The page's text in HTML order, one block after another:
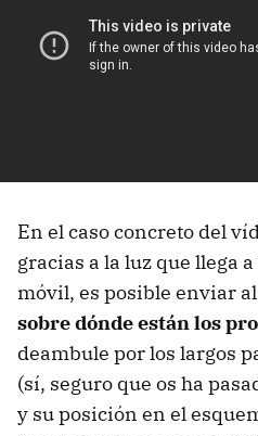
En el caso concreto del
gracias a la luz que llega
móvil, es posible enviar
sobre dónde están los
deambule por los largos
(sí, seguro que os ha
y su posición en el